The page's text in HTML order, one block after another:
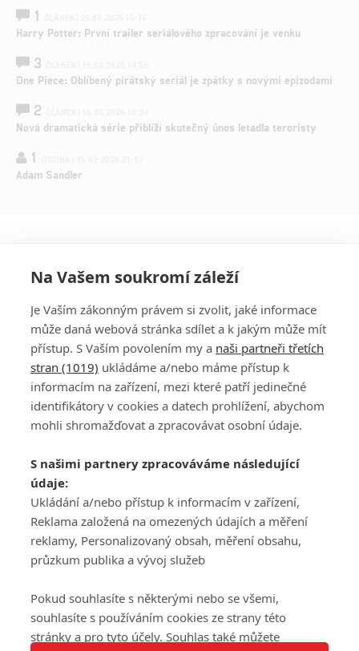
1
Harry Potter: První trailer seriálového zpracování je venku
3
One Piece: Oblíbený pirátský seriál je zpátky s novými epizodami
2
Nová dramatická série přiblíží skutečný únos letadla teroristy
1
Adam Sandler
PŘIHLÁSIT
REGISTROVAT
DISKUZE
Šéfredaktorkou webu jePetr Slavík, e-mailserialy@fandimefilmu.cz
Máte-li zájem o inzerci na našem webu napište nám na e-mail
studio@koncal.com
Ochrana osobních údajů|Zásady používání cookies |Pravidla webu
Upravit nastavení soukromí
Na Vašem soukromí záleží
Je Vaším zákonným právem si zvolit, jaké informace
může daná webová stránka sdílet a k jakým může mít
přístup. S Vaším povolením my a naši partneři třetích
stran (1019) ukládáme a/nebo máme přístup k
informacím na zařízení, mezi které patří jedinečné
identifikátory v cookies a datech prohlížení, abychom
mohli shromažďovat a zpracovávat osobní údaje.
S našimi partnery zpracováváme následující
údaje:
Ukládání a/nebo přístup k informacím v zařízení,
Reklama založená na omezených údajích a měření
reklamy, Personalizovaný obsah, měření obsahu,
průzkum publika a vývoj služeb
Pokud souhlasíte s některými nebo se všemi,
souhlasíte s používáním cookies ze strany této
stránky a pro tyto účely. Souhlas také můžete